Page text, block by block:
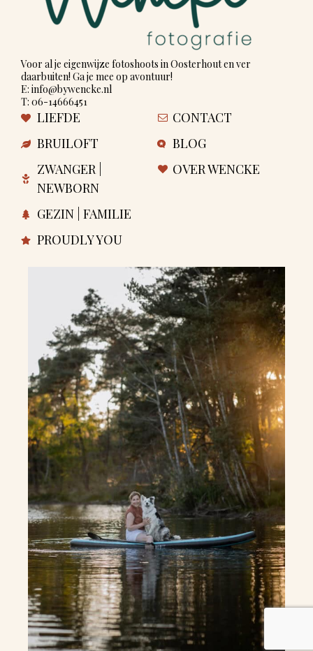
Voor al je eigenwijze fotoshoots in Oosterhout en ver
daarbuiten! Ga je mee op avontuur!
E: info@bywencke.nl
T: 06-14666451
LIEFDE
BRUILOFT
ZWANGER |
NEWBORN
GEZIN | FAMILIE
PROUDLY YOU
CONTACT
BLOG
OVER WENCKE